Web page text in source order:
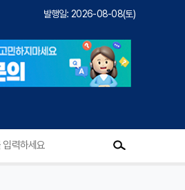
발행일: 2026-08-08(토)